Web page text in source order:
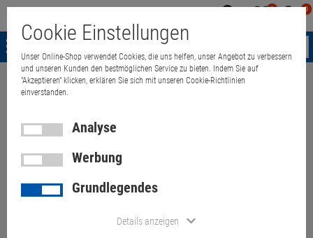
0 0
Menü
Weiter einkaufen
HPE Synergy 680 Gen9
Barebone 834482-B21
Cookie Einstellungen
Unser Online-Shop verwendet Cookies, die uns helfen, unser Angebot zu verbessern
und unseren Kunden den bestmöglichen Service zu bieten. Indem Sie auf
"Akzeptieren" klicken, erklären Sie sich mit unseren Cookie-Richtlinien
einverstanden.
Analyse
Werbung
Grundlegendes
Details anzeigen